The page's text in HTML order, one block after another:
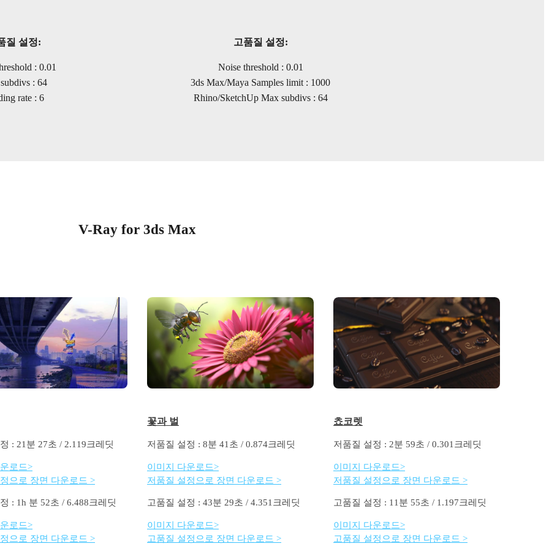
질 설정:
: 0.01
: 64
rate : 6
고품질 설정:
Noise threshold : 0.01
3ds Max/Maya Samples limit : 1000
Rhino/SketchUp Max subdivs : 64
V-Ray for 3ds Max
: 21분 27초 / 2.119크레딧
로드>
으로 장면 다운로드 >
: 1h 분 52초 / 6.488크레딧
로드>
으로 장면 다운로드 >
꽃과 벌
저품질 설정 : 8분 41초 / 0.874크레딧
이미지 다운로드>
저품질 설정으로 장면 다운로드 >
고품질 설정 : 43분 29초 / 4.351크레딧
이미지 다운로드>
고품질 설정으로 장면 다운로드 >
쵸코렛
저품질 설정 : 2분 59초 / 0.301크레딧
이미지 다운로드>
저품질 설정으로 장면 다운로드 >
고품질 설정 : 11분 55초 / 1.197크레딧
이미지 다운로드>
고품질 설정으로 장면 다운로드 >